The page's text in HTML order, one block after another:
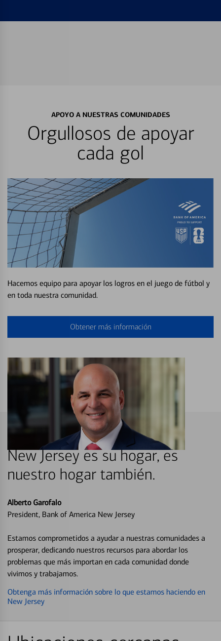
APOYO A NUESTRAS COMUNIDADES
Orgullosos de apoyar
cada gol
Hacemos equipo para apoyar los logros en el juego de fútbol y
en toda nuestra comunidad.
Obtener más información
New Jersey es su hogar, es
nuestro hogar también.
Alberto Garofalo
President, Bank of America New Jersey
Estamos comprometidos a ayudar a nuestras comunidades a
prosperar, dedicando nuestros recursos para abordar los
problemas que más importan en cada comunidad donde
vivimos y trabajamos.
Obtenga más información sobre lo que estamos haciendo en
New Jersey